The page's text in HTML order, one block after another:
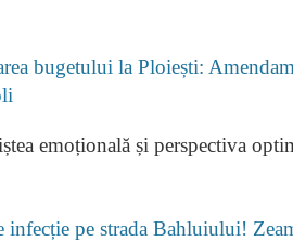
bugetului la Ploiești:
emoțională și perspectiva
infecție pe strada Bahluiului!